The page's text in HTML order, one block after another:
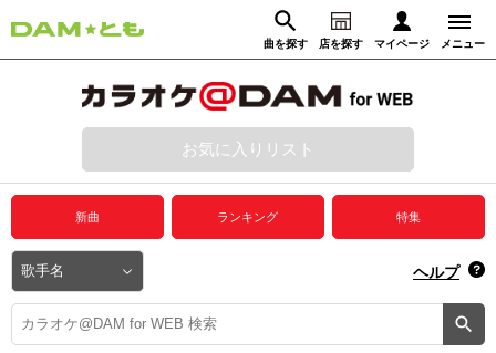
曲を探す 店を探す マイページ メニュー
動画からさがす 録音からさがす
ログイン
プレミアムサービス
DAM★とも動画
DAM★とも録音
お気に入りリスト
新曲 ランキング 特集
ヘルプ